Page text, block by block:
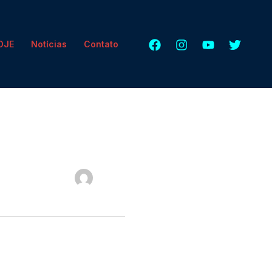
Notícias Contato